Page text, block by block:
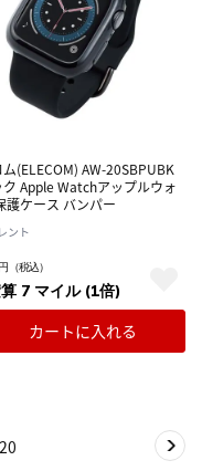
(ELECOM) AW-20SBPUBK
ク Apple Watchアップルウォ
護ケース バンパー
ント
円 （税込）
7 マイル (1倍)
カートに入れる
20